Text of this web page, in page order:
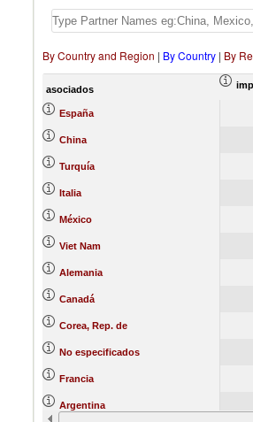
By Country and Region | By Country| By
asociados
España
China
Turquía
Italia
México
Viet Nam
Alemania
Canadá
Corea, Rep. de
No especificados
Francia
Argentina